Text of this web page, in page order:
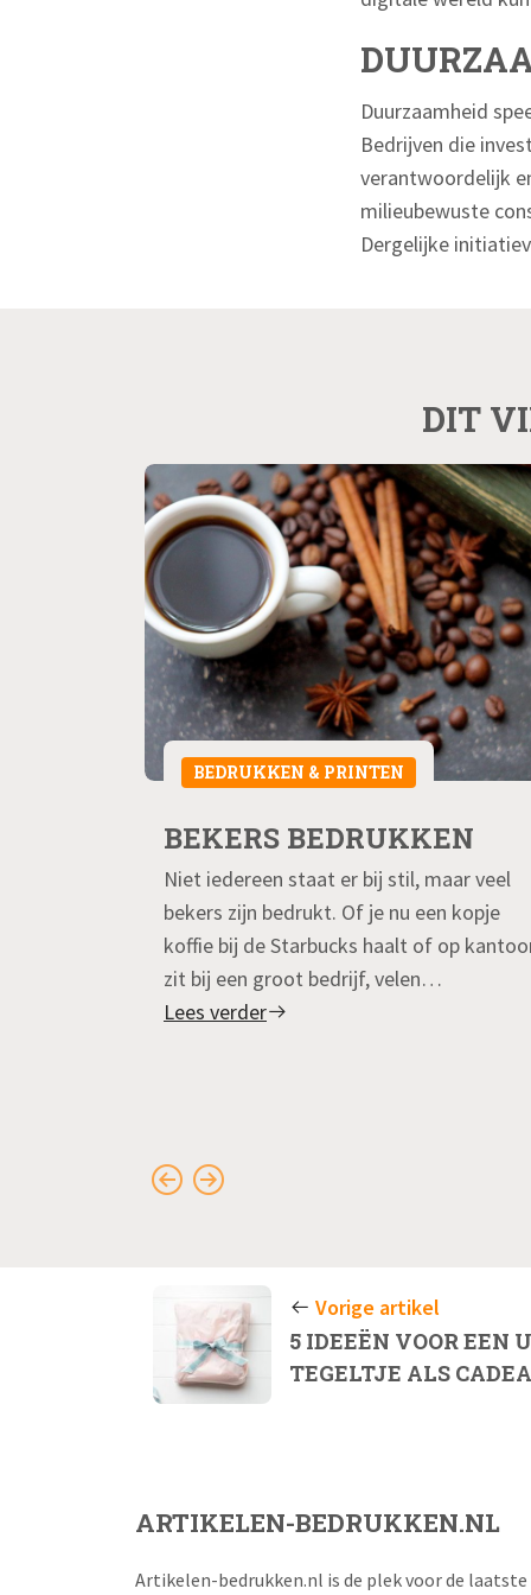
Duurzaamheid
Bedrijven die
verantwoordelijk
milieubewuste
Dergelijke
DIT
BEDRUKKEN & PRINTEN
BEKERS BEDRUKKEN
Niet iedereen staat er bij stil, maar veel
bekers zijn bedrukt. Of je nu een kopje
koffie bij de Starbucks haalt of op
zit bij een groot bedrijf, velen…
Lees verder
Vorige artikel
5 IDEEËN VOOR EEN
TEGELTJE ALS
ARTIKELEN-BEDRUKKEN.NL
Artikelen-bedrukken.nl is de plek voor de